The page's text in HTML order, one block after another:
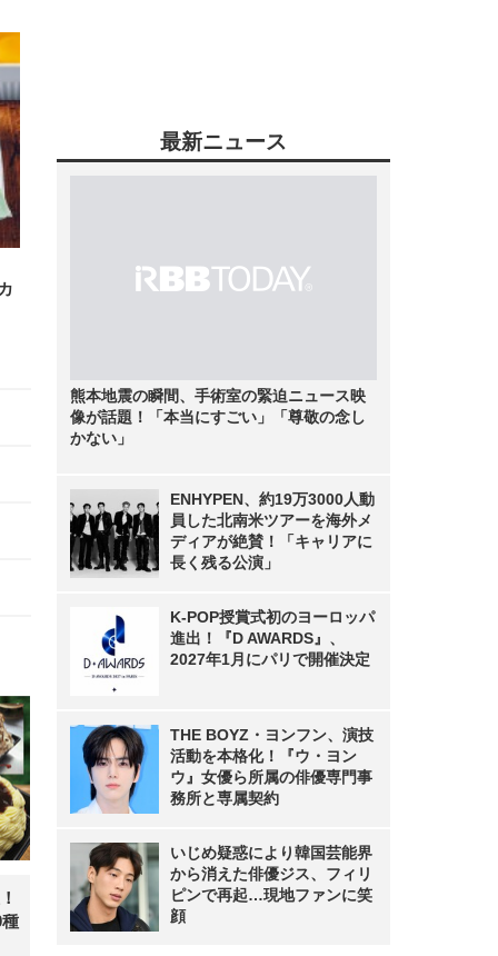
最新ニュース
熊本地震の瞬間、手術室の緊迫ニュース映
像が話題！「本当にすごい」「尊敬の念し
かない」
ENHYPEN、約19万3000人動
員した北南米ツアーを海外メ
ディアが絶賛！「キャリアに
長く残る公演」
K-POP授賞式初のヨーロッパ
進出！『D AWARDS』、
2027年1月にパリで開催決定
THE BOYZ・ヨンフン、演技
活動を本格化！『ウ・ヨン
ウ』女優ら所属の俳優専門事
務所と専属契約
いじめ疑惑により韓国芸能界
から消えた俳優ジス、フィリ
ピンで再起…現地ファンに笑
顔